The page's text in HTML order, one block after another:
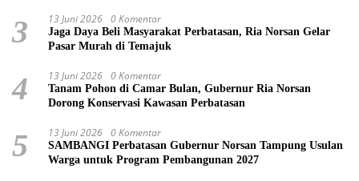
3 13 Juni 2026 0 Komentar
Jaga Daya Beli Masyarakat Perbatasan, Ria Norsan Gelar
Pasar Murah di Temajuk
4 13 Juni 2026 0 Komentar
Tanam Pohon di Camar Bulan, Gubernur Ria Norsan
Dorong Konservasi Kawasan Perbatasan
5 13 Juni 2026 0 Komentar
SAMBANGI Perbatasan Gubernur Norsan Tampung Usulan
Warga untuk Program Pembangunan 2027